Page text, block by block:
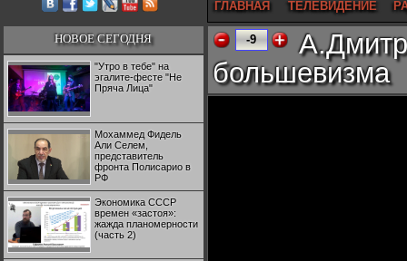
ГЛАВНАЯ ТЕЛЕВИДЕНИЕ
НОВОЕ СЕГОДНЯ
"Утро в тебе" на
эгалите-фесте "Не
Пряча Лица"
Мохаммед Фидель
Али Селем,
представитель
фронта Полисарио в
РФ
Экономика СССР
времен «застоя»:
жажда планомерности
(часть 2)
-9
большевизма